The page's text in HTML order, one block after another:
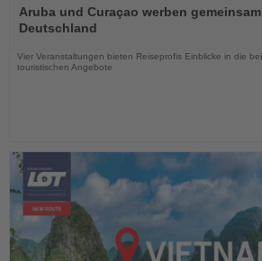
Sie
die
Aruba und Curaçao werben
Deutschland
Vier Veranstaltungen bieten Reiseprofis Einblicke in die
touristischen Angebote